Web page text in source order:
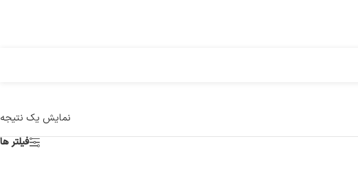
نمایش یک نتیجه
فیلتر ها